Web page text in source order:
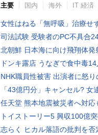
主要 国内 海外 IT 経済
女性はねる「無呼吸」治療せ
司法試験 受験者のPC不具合
北朝鮮 日本海に向け飛翔体発
ドンキ露店 うなぎで食中毒14
NHK職員性被害 出演者に怒り
「43億円分」キャンセル? 女
任天堂 熊本地震被災者へ対応
トイストーリー5 興収100億
志らく ヒカル落語の批判を否